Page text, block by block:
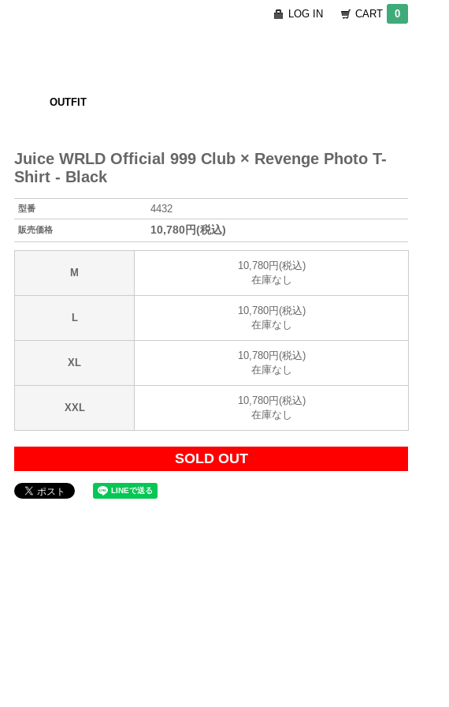
LOG IN CART 0
OUTFIT
Juice WRLD Official 999 Club × Revenge Photo T-
Shirt - Black
型番 4432
販売価格 10,780円(税込)
M
10,780円(税込)
在庫なし
L
10,780円(税込)
在庫なし
XL
10,780円(税込)
在庫なし
XXL
10,780円(税込)
在庫なし
SOLD OUT